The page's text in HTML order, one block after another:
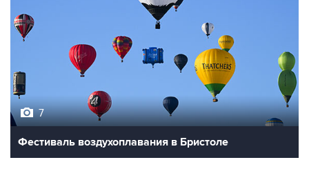
Фестиваль воздухоплавания в Бристоле